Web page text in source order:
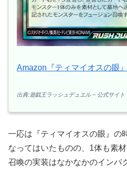
Amazon『ティマイオスの眼』
出典:遊戯王ラッシュデュエル – 公式サイト
一応は『ティマイオスの眼』の
なってはいたものの、1体も素
召喚の実装はなかなかのインパ